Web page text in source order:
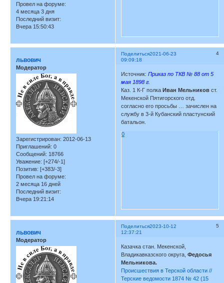
Провел на форуме:
4 месяца 3 дня
Последний визит:
Вчера 15:50:43
Поделиться 4
2021-06-23
09:09:18
львович
Модератор
Зарегистрирован: 2012-06-13
Приглашений: 0
Сообщений: 18766
Уважение: [+274/-1]
Позитив: [+383/-3]
Провел на форуме:
2 месяца 16 дней
Последний визит:
Вчера 19:21:14
Источник:Приказ по ТКВ № 88 от 5
мая 1898 г.
Каз. 1 К-Г полкаИван Мельников ст.
Мекенской Пятигорского отд.
согласно его просьбы … зачислен на
службу в 3-й Кубанский пластунский
батальон.
0
Поделиться 5
2023-10-12
12:37:21
львович
Модератор
Казачка стан. Мекенской,
Владикавказского округа,Федосья
Мельникова.
Происшествия в Терской области //
Терские ведомости 1874 № 42 (15